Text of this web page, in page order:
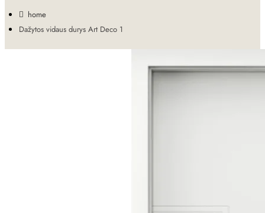
home
Dažytos vidaus durys Art Deco 1